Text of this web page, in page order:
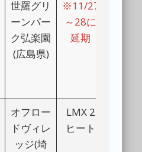
世羅グリ
ーンパー
ク弘楽園
(広島県)
※11/27
～28に
延期
オフロー
ドヴィレ
ッジ(埼
LMX 2
ヒート